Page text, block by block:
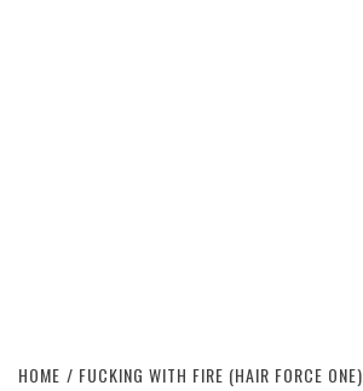
HOME FUCKING WITH FIRE (HAIR FORCE ONE)